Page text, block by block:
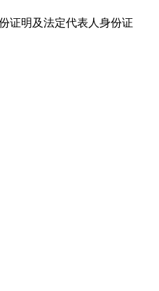
证明及法定代表人身份证